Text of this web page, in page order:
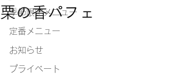
季節限定メニュー
定番メニュー
お知らせ
プライベート
栗の香パフェ